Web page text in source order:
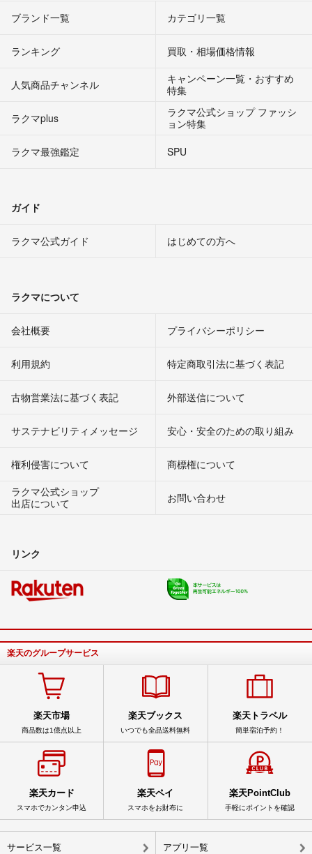
ブランド一覧 カテゴリ一覧
ランキング 買取・相場価格情報
人気商品チャンネル
キャンペーン一覧・おすすめ
特集
ラクマplus
ラクマ公式ショップ ファッシ
ョン特集
ラクマ最強鑑定
SPU
ガイド
ラクマ公式ガイド はじめての方へ
ラクマについて
会社概要 プライバシーポリシー
利用規約 特定商取引法に基づく表記
古物営業法に基づく表記 外部送信について
サステナビリティメッセージ 安心・安全のための取り組み
権利侵害について
商標権について
ラクマ公式ショップ
出店について
お問い合わせ
リンク
楽天のグループサービス
楽天市場
商品数は1億点以上
楽天ブックス
いつでも全品送料無料
楽天トラベル
簡単宿泊予約！
楽天カード
スマホでカンタン申込
楽天ペイ
スマホをお財布に
楽天PointClub
手軽にポイントを確認
サービス一覧 アプリ一覧